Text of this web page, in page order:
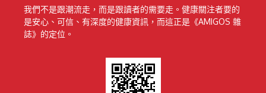
我們不是跟潮流走，而是跟讀者的需要走。健康關注者要的
是安心、可信、有深度的健康資訊，而這正是《AMIGOS 雜
誌》的定位。